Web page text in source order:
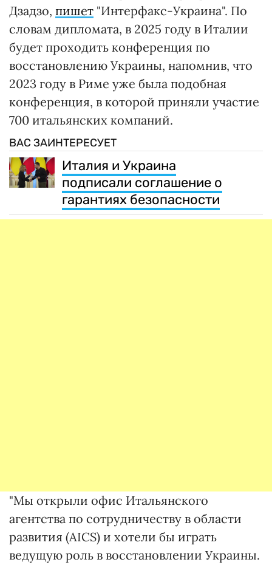
Дзадзо, пишет "Интерфакс-Украина". По
словам дипломата, в 2025 году в Италии
будет проходить конференция по
восстановлению Украины, напомнив, что
2023 году в Риме уже была подобная
конференция, в которой приняли участие
700 итальянских компаний.
ВАС ЗАИНТЕРЕСУЕТ
Италия и Украина
подписали соглашение о
гарантиях безопасности
"Мы открыли офис Итальянского
агентства по сотрудничеству в области
развития (AICS) и хотели бы играть
ведущую роль в восстановлении Украины.